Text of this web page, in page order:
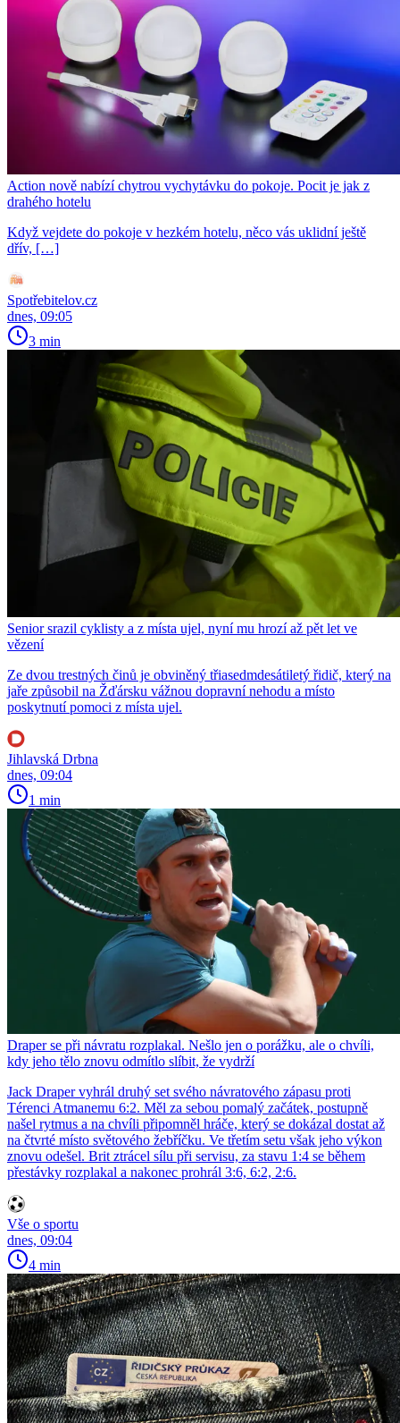
Action nově nabízí chytrou vychytávku do pokoje. Pocit je jak z
drahého hotelu
Když vejdete do pokoje v hezkém hotelu, něco vás uklidní ještě
dřív, […]
Spotřebitelov.cz
dnes, 09:05
3 min
Senior srazil cyklisty a z místa ujel, nyní mu hrozí až pět let ve
vězení
Ze dvou trestných činů je obviněný třiasedmdesátiletý řidič, který na
jaře způsobil na Žďársku vážnou dopravní nehodu a místo
poskytnutí pomoci z místa ujel.
Jihlavská Drbna
dnes, 09:04
1 min
Draper se při návratu rozplakal. Nešlo jen o porážku, ale o chvíli,
kdy jeho tělo znovu odmítlo slíbit, že vydrží
Jack Draper vyhrál druhý set svého návratového zápasu proti
Térenci Atmanemu 6:2. Měl za sebou pomalý začátek, postupně
našel rytmus a na chvíli připomněl hráče, který se dokázal dostat až
na čtvrté místo světového žebříčku. Ve třetím setu však jeho výkon
znovu odešel. Brit ztrácel sílu při servisu, za stavu 1:4 se během
přestávky rozplakal a nakonec prohrál 3:6, 6:2, 2:6.
Vše o sportu
dnes, 09:04
4 min